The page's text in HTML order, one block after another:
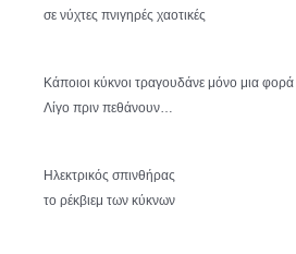
σε νύχτες πνιγηρές χαοτικές
Κάποιοι κύκνοι τραγουδάνε μόνο μια φορά
Λίγο πριν πεθάνουν…
Ηλεκτρικός σπινθήρας
το ρέκβιεμ των κύκνων